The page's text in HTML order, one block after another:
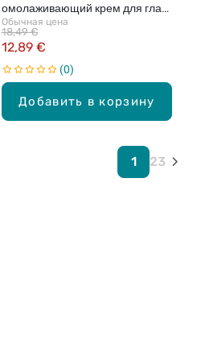
Добавить в корзину
омолаживающий крем для глаз,
15мл
Обычная цена
12,89 €
18,49 €
0
1 23